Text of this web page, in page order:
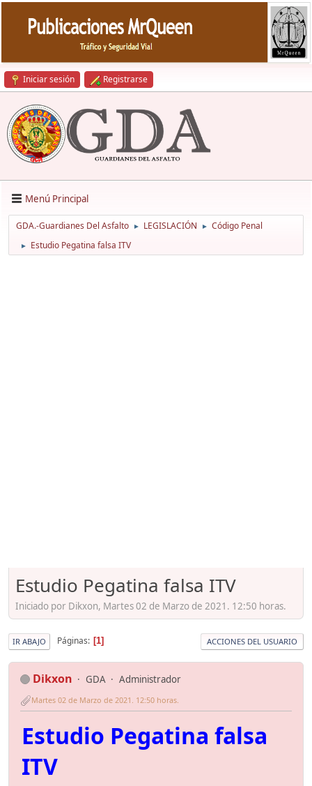
Iniciar sesión Registrarse
Menú Principal
GDA.-Guardianes Del Asfalto ► LEGISLACIÓN ► Código Penal
► Estudio Pegatina falsa ITV
Estudio Pegatina falsa ITV
Iniciado por Dikxon, Martes 02 de Marzo de 2021. 12:50 horas.
IR ABAJO Páginas 1 ACCIONES DEL USUARIO
Dikxon GDA Administrador
Martes 02 de Marzo de 2021. 12:50 horas.
Estudio Pegatina falsa
ITV